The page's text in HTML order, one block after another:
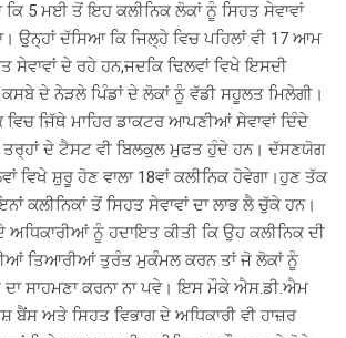
5 ਮਈ ਤੋਂ ਇਹ ਕਲੀਨਿਕ ਲੋਕਾਂ ਨੂੰ ਸਿਹਤ ਸੇਵਾਵਾਂ
ਉਨ੍ਹਾਂ ਦੱਸਿਆ ਕਿ ਜਿਲ੍ਹੇ ਵਿਚ ਪਹਿਲਾਂ ਵੀ 17 ਆਮ
ਸੇਵਾਵਾਂ ਦੇ ਰਹੇ ਹਨ,ਜਦਕਿ ਢਿਲਵਾਂ ਵਿਖੇ ਇਸਦੀ
ਦੇ ਨੇੜਲੇ ਪਿੰਡਾਂ ਦੇ ਲੋਕਾਂ ਨੂੰ ਵੱਡੀ ਸਹੂਲਤ ਮਿਲੇਗੀ।
ਜਿੱਥੇ ਮਾਹਿਰ ਡਾਕਟਰ ਆਪਣੀਆਂ ਸੇਵਾਵਾਂ ਦਿੰਦੇ
ਦੇ ਟੈਸਟ ਵੀ ਬਿਲਕੁਲ ਮੁਫਤ ਹੁੰਦੇ ਹਨ। ਦੱਸਣਯੋਗ
ਵਿਖੇ ਸ਼ੁਰੂ ਹੋਣ ਵਾਲਾ 18ਵਾਂ ਕਲੀਨਿਕ ਹੋਵੇਗਾ।ਹੁਣ ਤੱਕ
ਕਲੀਨਿਕਾਂ ਤੋਂ ਸਿਹਤ ਸੇਵਾਵਾਂ ਦਾ ਲਾਭ ਲੈ ਚੁੱਕੇ ਹਨ।
ਅਧਿਕਾਰੀਆਂ ਨੂੰ ਹਦਾਇਤ ਕੀਤੀ ਕਿ ਉਹ ਕਲੀਨਿਕ ਦੀ
ਤਿਆਰੀਆਂ ਤੁਰੰਤ ਮੁਕੰਮਲ ਕਰਨ ਤਾਂ ਜੋ ਲੋਕਾਂ ਨੂੰ
ਦਾ ਸਾਹਮਣਾ ਕਰਨਾ ਨਾ ਪਵੇ। ਇਸ ਮੌਕੇ ਐਸ.ਡੀ.ਐਮ
ਬੈਂਸ ਅਤੇ ਸਿਹਤ ਵਿਭਾਗ ਦੇ ਅਧਿਕਾਰੀ ਵੀ ਹਾਜ਼ਰ